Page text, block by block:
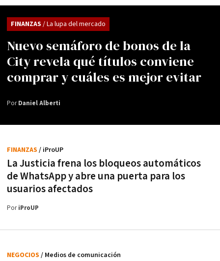
Nuevo semáforo de bonos de la
City revela qué títulos conviene
comprar y cuáles es mejor evitar
FINANZAS / La lupa del mercado
PorDaniel Alberti
La Justicia frena los bloqueos automáticos
de WhatsApp y abre una puerta para los
usuarios afectados
FINANZAS / iProUP
PoriProUP
NEGOCIOS / Medios de comunicación